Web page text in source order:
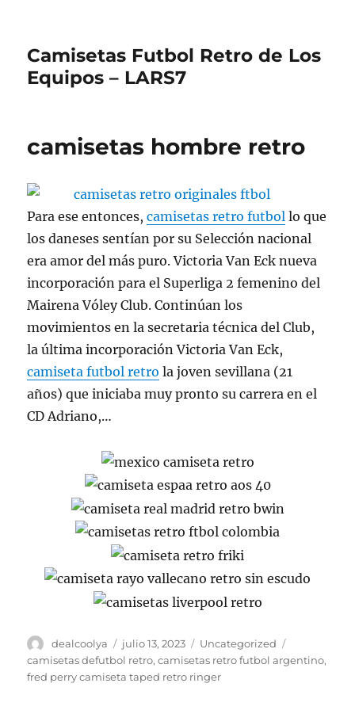
Camisetas Futbol Retro de Los
Equipos – LARS7
camisetas hombre retro
Para ese entonces,camisetas retro futbol lo que
los daneses sentían por su Selección nacional
era amor del más puro. Victoria Van Eck nueva
incorporación para el Superliga 2 femenino del
Mairena Vóley Club. Continúan los
movimientos en la secretaria técnica del Club,
la última incorporación Victoria Van Eck,
camiseta futbol retro la joven sevillana (21
años) que iniciaba muy pronto su carrera en el
CD Adriano,…
Autor
dealcoolya
Publicado
el
julio 13, 2023 Categorías
Uncategorized
camisetas defutbol retro,camisetas retro futbol argentino,
fred perry camiseta taped retro ringer